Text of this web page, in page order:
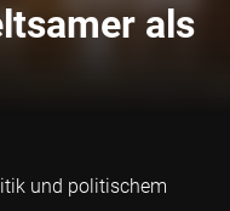
als
und politischem